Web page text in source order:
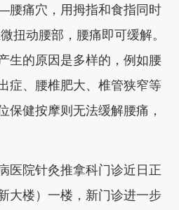
痛穴，用拇指和食指同时
扭动腰部，腰痛即可缓解。
生的原因是多样的，例如腰
症、腰椎肥大、椎管狭窄等
保健按摩则无法缓解腰痛，
院针灸推拿科门诊近日正
大楼）一楼，新门诊进一步